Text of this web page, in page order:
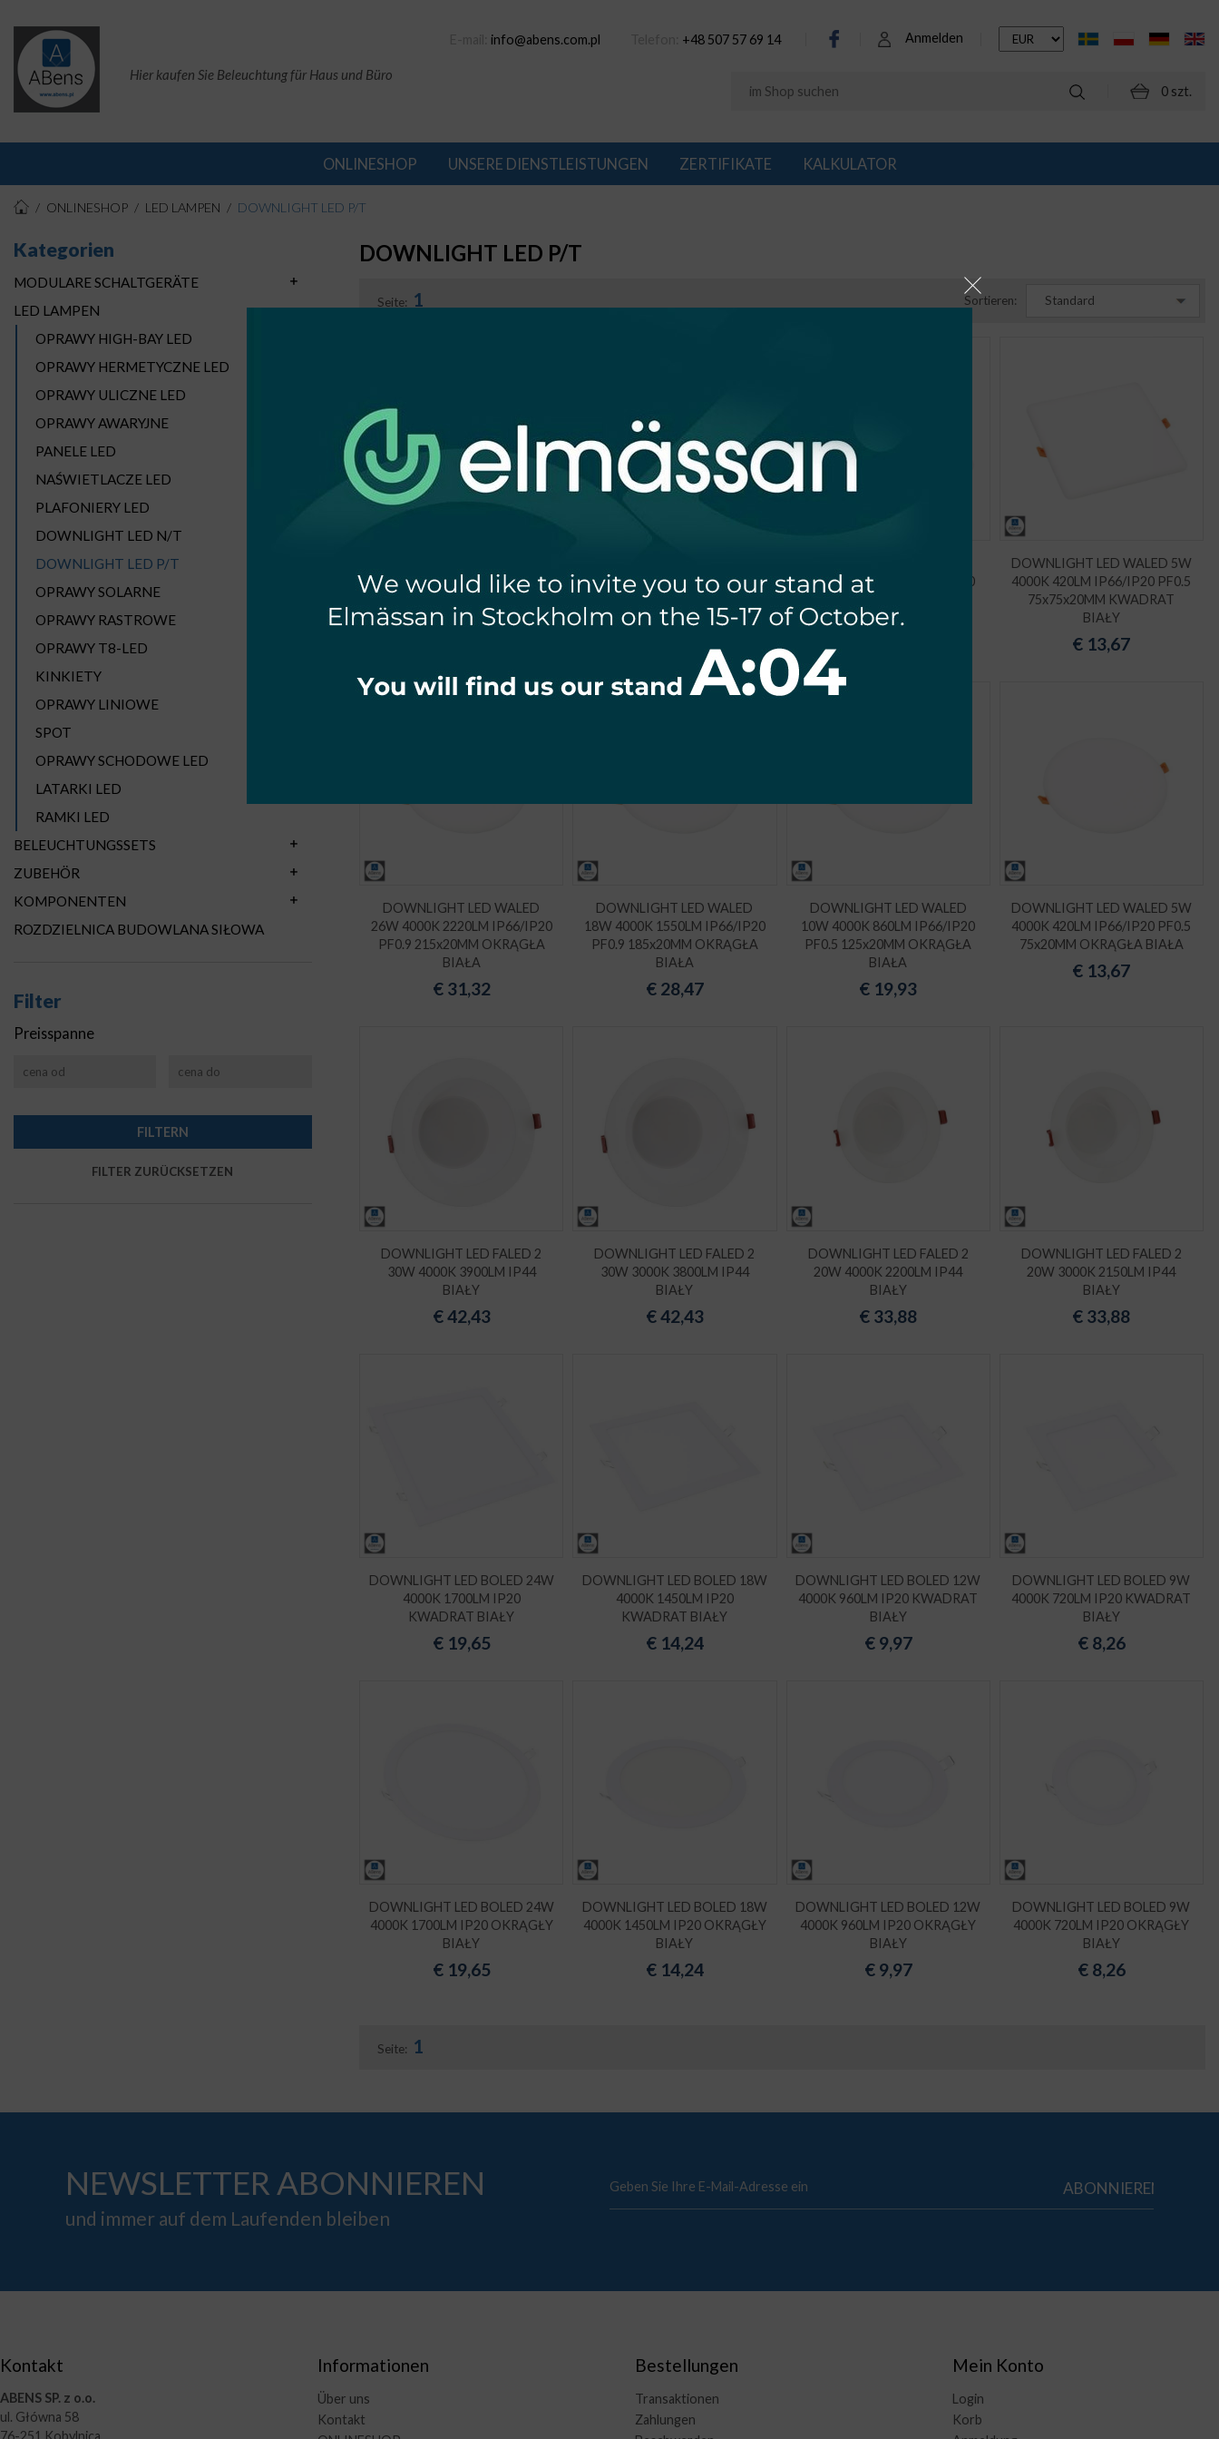
Hier kaufen Sie Beleuchtung für Haus und Büro
Anmelden
info@abens.com.pl +48 507 57 69 14
0 szt.
ONLINESHOP UNSERE DIENSTLEISTUNGEN ZERTIFIKATE KALKULATOR
ONLINESHOP LED LAMPEN DOWNLIGHT LED P/T
Kategorien
MODULARE SCHALTGERÄTE
LED LAMPEN
OPRAWY HIGH-BAY LED
OPRAWY HERMETYCZNE LED
OPRAWY ULICZNE LED
OPRAWY AWARYJNE
PANELE LED
NAŚWIETLACZE LED
PLAFONIERY LED
DOWNLIGHT LED N/T
DOWNLIGHT LED P/T
OPRAWY SOLARNE
OPRAWY RASTROWE
OPRAWY T8-LED
KINKIETY
OPRAWY LINIOWE
SPOT
OPRAWY SCHODOWE LED
LATARKI LED
RAMKI LED
BELEUCHTUNGSSETS
ZUBEHÖR
KOMPONENTEN
ROZDZIELNICA BUDOWLANA SIŁOWA
Filter
Preisspanne
DOWNLIGHT LED P/T
Seite: 1 Sortieren: Standard
26W 4000K 2220LM IP66/IP20
KWADRAT BIAŁY
18W 4000K 1550LM IP66/IP20
PF0.9 185x185x20MM
KWADRAT BIAŁY
10W 4000K 860LM IP66/IP20
KWADRAT BIAŁY
DOWNLIGHT LED WALED 5W
4000K 420LM IP66/IP20 PF0.5
75x75x20MM KWADRAT
BIAŁY
€ 13,67
DOWNLIGHT LED WALED
26W 4000K 2220LM IP66/IP20
PF0.9 215x20MM OKRĄGŁA
BIAŁA
€ 31,32
DOWNLIGHT LED WALED
18W 4000K 1550LM IP66/IP20
PF0.9 185x20MM OKRĄGŁA
BIAŁA
€ 28,47
DOWNLIGHT LED WALED
10W 4000K 860LM IP66/IP20
PF0.5 125x20MM OKRĄGŁA
BIAŁA
€ 19,93
DOWNLIGHT LED WALED 5W
4000K 420LM IP66/IP20 PF0.5
75x20MM OKRĄGŁA BIAŁA
€ 13,67
DOWNLIGHT LED FALED 2
30W 4000K 3900LM IP44
BIAŁY
€42,43
DOWNLIGHT LED FALED 2
30W 3000K 3800LM IP44
BIAŁY
€42,43
DOWNLIGHT LED FALED 2
20W 4000K 2200LM IP44
BIAŁY
€ 33,88
DOWNLIGHT LED FALED 2
20W 3000K 2150LM IP44
BIAŁY
€ 33,88
DOWNLIGHT LED BOLED 24W
4000K 1700LM IP20
KWADRAT BIAŁY
€ 19,65
DOWNLIGHT LED BOLED 18W
4000K 1450LM IP20
KWADRAT BIAŁY
€ 14,24
DOWNLIGHT LED BOLED 12W
4000K 960LM IP20 KWADRAT
BIAŁY
€ 9,97
DOWNLIGHT LED BOLED 9W
4000K 720LM IP20 KWADRAT
BIAŁY
€ 8,26
DOWNLIGHT LED BOLED 24W
4000K 1700LM IP20 OKRĄGŁY
BIAŁY
€ 19,65
DOWNLIGHT LED BOLED 18W
4000K 1450LM IP20 OKRĄGŁY
BIAŁY
€ 14,24
DOWNLIGHT LED BOLED 12W
4000K 960LM IP20 OKRĄGŁY
BIAŁY
€ 9,97
DOWNLIGHT LED BOLED 9W
4000K 720LM IP20 OKRĄGŁY
BIAŁY
€ 8,26
Seite: 1
NEWSLETTER ABONNIEREN
und immer auf dem Laufenden bleiben
Kontakt
ABENS SP. z o.o.
ul. Główna 58
Informationen
Über uns
Kontakt
Bestellungen
Transaktionen
Zahlungen
Mein Konto
Login
Korb